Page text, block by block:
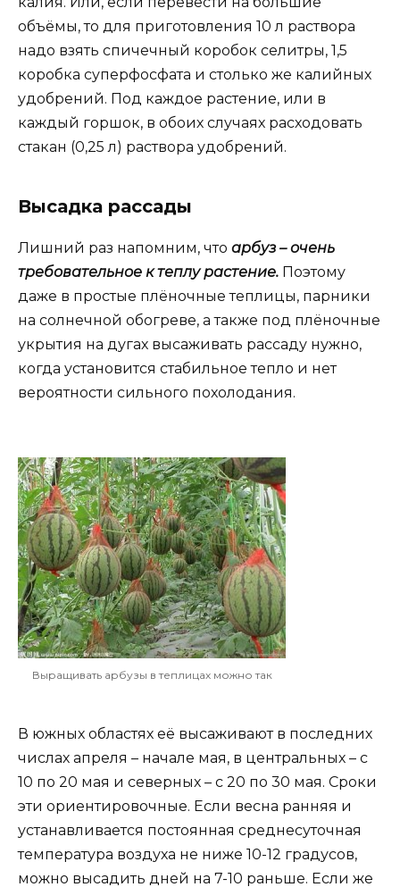
объёмы, то для приготовления 10 л раствора
надо взять спичечный коробок селитры, 1,5
коробка суперфосфата и столько же калийных
удобрений. Под каждое растение, или в
каждый горшок, в обоих случаях расходовать
стакан (0,25 л) раствора удобрений.
Высадка рассады
Лишний раз напомним, что арбуз – очень
требовательное к теплу растение. Поэтому
даже в простые плёночные теплицы, парники
на солнечной обогреве, а также под плёночные
укрытия на дугах высаживать рассаду нужно,
когда установится стабильное тепло и нет
вероятности сильного похолодания.
Выращивать арбузы в теплицах можно так
В южных областях её высаживают в последних
числах апреля – начале мая, в центральных – с
10 по 20 мая и северных – с 20 по 30 мая. Сроки
эти ориентировочные. Если весна ранняя и
устанавливается постоянная среднесуточная
температура воздуха не ниже 10-12 градусов,
можно высадить дней на 7-10 раньше. Если же